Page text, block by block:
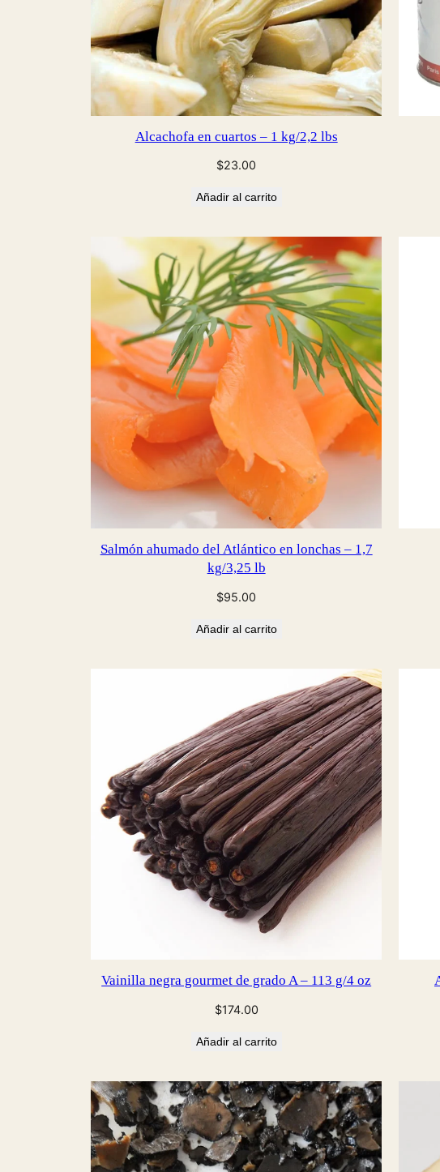
Alcachofa en cuartos – 1 kg/2,2 lbs
$23.00
Añadir al carrito
Salmón ahumado del Atlántico en lonchas – 1,7
kg/3,25 lb
$95.00
Añadir al carrito
Vainilla negra gourmet de grado A – 113 g/4 oz
$174.00
Añadir al carrito